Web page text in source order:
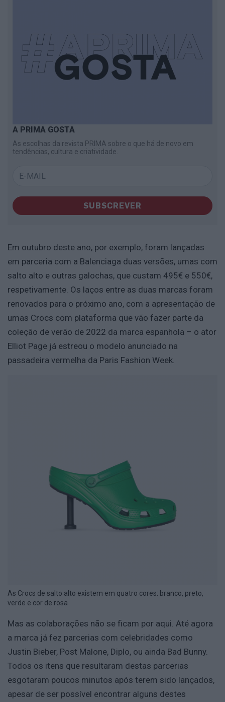
A PRIMA GOSTA
As escolhas da revista PRIMA sobre o que há de novo em
tendências, cultura e criatividade.
SUBSCREVER
Em outubro deste ano, por exemplo, foram lançadas
em parceria com a Balenciaga duas versões, umas com
salto alto e outras galochas, que custam 495€ e 550€,
respetivamente. Os laços entre as duas marcas foram
renovados para o próximo ano, com a apresentação de
umas Crocs com plataforma que vão fazer parte da
coleção de verão de 2022 da marca espanhola – o ator
Elliot Page já estreou o modelo anunciado na
passadeira vermelha da Paris Fashion Week.
As Crocs de salto alto existem em quatro cores: branco, preto,
verde e cor de rosa
Mas as colaborações não se ficam por aqui. Até agora
a marca já fez parcerias com celebridades como
Justin Bieber, Post Malone, Diplo, ou ainda Bad Bunny.
Todos os itens que resultaram destas parcerias
esgotaram poucos minutos após terem sido lançados,
apesar de ser possível encontrar alguns destes